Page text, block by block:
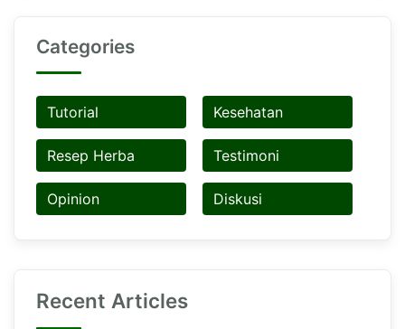
Categories
Tutorial Kesehatan
Resep Herba Testimoni
Opinion Diskusi
Recent Articles